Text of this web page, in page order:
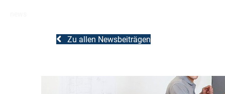
Zu allen Newsbeiträgen